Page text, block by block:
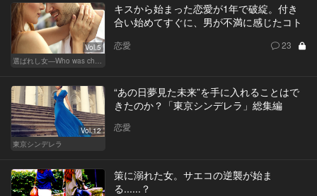
Vol.5
選ばれし女―Who was chosen？―
キスから始まった恋愛が1年で破綻。付き
合い始めてすぐに、男が不満に感じたコト
恋愛 23
Vol.12
東京シンデレラ
“あの日夢見た未来”を手に入れることはで
きたのか？「東京シンデレラ」総集編
恋愛
策に溺れた女。サエコの逆襲が始ま
る......？